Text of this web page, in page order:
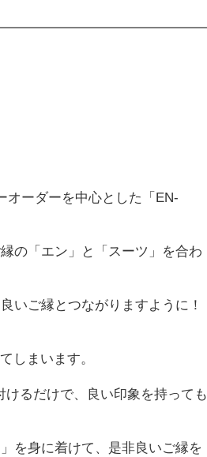
オーダーを中心とした「EN-
の「エン」と「スーツ」を合わ
いご縁とつながりますように！
しまいます。
るだけで、良い印象を持っても
を身に着けて、是非良いご縁を